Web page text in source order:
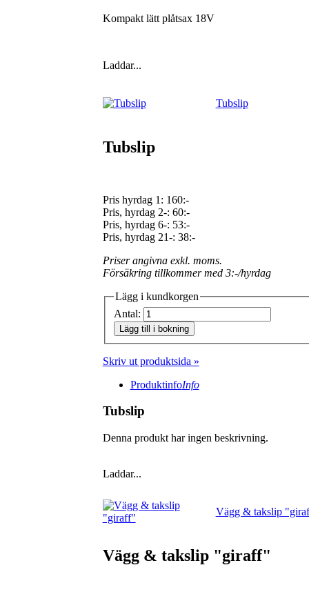
Kompakt lätt plåtsax 18V
Laddar...
Tubslip
Tubslip
Pris hyrdag 1: 160:-
Pris, hyrdag 2-: 60:-
Pris, hyrdag 6-: 53:-
Pris, hyrdag 21-: 38:-
Priser angivna exkl. moms.
Försäkring tillkommer med 3:-/hyrdag
Lägg i kundkorgen
Antal:
Lägg till i bokning
Skriv ut produktsida »
ProduktinfoInfo
Tubslip
Denna produkt har ingen beskrivning.
Laddar...
Vägg & takslip
Vägg & takslip "giraff"